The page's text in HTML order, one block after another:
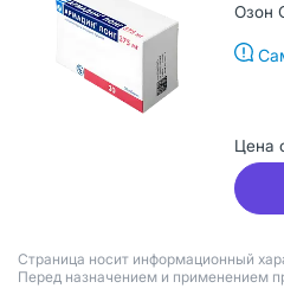
Озон
Цена
Страница носит информационный
Перед назначением и применением